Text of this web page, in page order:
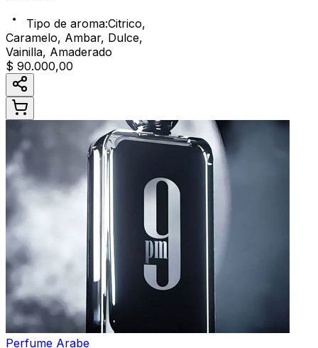
Tipo de aroma:Citrico,
Caramelo, Ambar, Dulce,
Vainilla, Amaderado
$ 90.000,00
Perfume Arabe